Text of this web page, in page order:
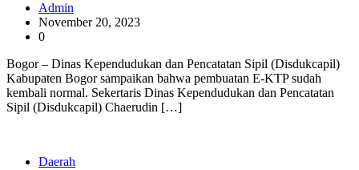
Admin
November 20, 2023
0
Bogor – Dinas Kependudukan dan Pencatatan Sipil (Disdukcapil)
Kabupaten Bogor sampaikan bahwa pembuatan E-KTP sudah
kembali normal. Sekertaris Dinas Kependudukan dan Pencatatan
Sipil (Disdukcapil) Chaerudin […]
Daerah